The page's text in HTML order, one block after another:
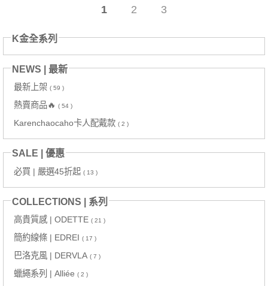
1 2 3
K金全系列
NEWS | 最新
最新上架 ( 59 )
熱賣商品🔥 ( 54 )
Karenchaocaho卡人配戴款 ( 2 )
SALE | 優惠
必買 | 嚴選45折起 ( 13 )
COLLECTIONS | 系列
高貴質感 | ODETTE ( 21 )
簡約線條 | EDREI ( 17 )
巴洛克風 | DERVLA ( 7 )
蠟繩系列 | Alliée ( 2 )